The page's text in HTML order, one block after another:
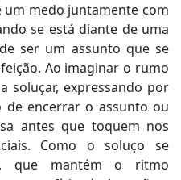
medo juntamente com
se está diante de uma
ser um assunto que se
Ao imaginar o rumo
soluçar, expressando por
de encerrar o assunto ou
antes que toquem nos
Como o soluço se
que mantém o ritmo